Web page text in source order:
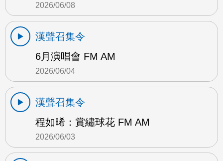
2026/06/08
漢聲召集令
6月演唱會 FM AM
2026/06/04
漢聲召集令
程如晞：賞繡球花 FM AM
2026/06/03